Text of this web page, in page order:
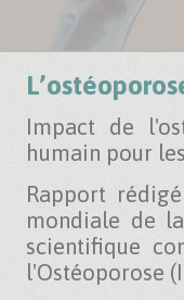
Impact de
humain pour
Rapport
mondiale de
scientifique
l'Ostéoporose